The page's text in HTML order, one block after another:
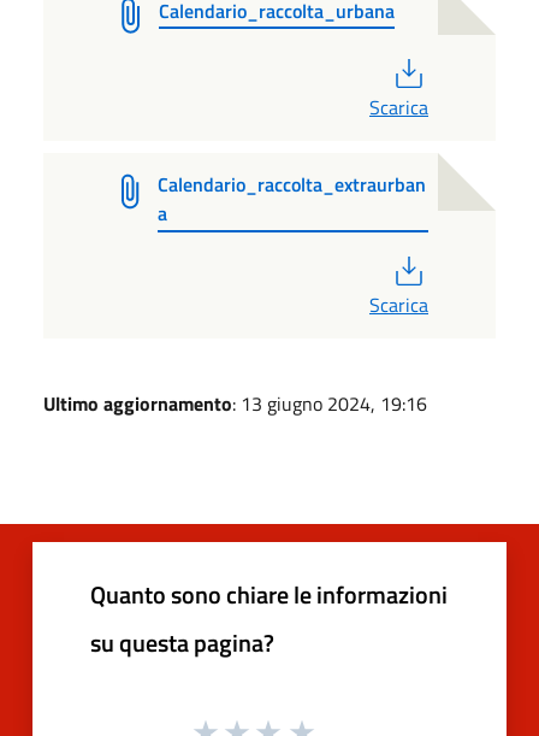
Calendario_raccolta_urbana
Scarica
Calendario_raccolta_extraurban
a
Scarica
Ultimo aggiornamento: 13 giugno 2024, 19:16
Quanto sono chiare le informazioni
su questa pagina?